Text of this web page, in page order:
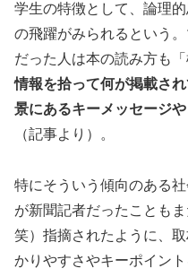
学生の特徴として、論理
の飛躍がみられるという
だった人は本の読み方も「
情報を拾って何が掲載さ
景にあるキーメッセージ
（記事より）。
特にそういう傾向のある
が新聞記者だったことも
笑）指摘されたように、
かりやすさやキーポイン